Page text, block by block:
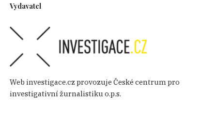
Vydavatel
Web investigace.cz provozuje České centrum pro
investigativní žurnalistiku o.p.s.